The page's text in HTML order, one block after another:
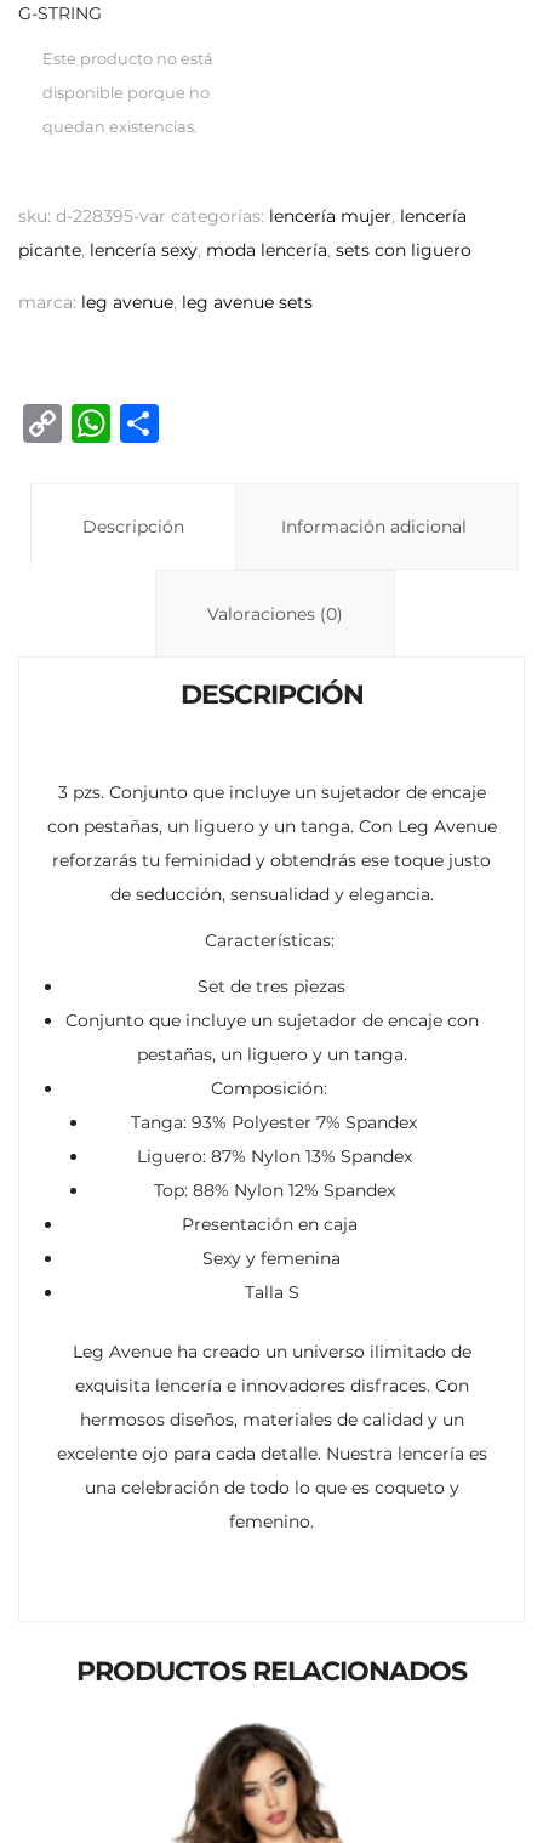
G-STRING
Este producto no está
disponible porque no
quedan existencias.
sku: d-228395-var categorías: lencería mujer, lencería
picante, lencería sexy, moda lencería, sets con liguero
marca: leg avenue, leg avenue sets
C
W
s
p
Descripción Información adicional
Valoraciones (0)
DESCRIPCIÓN
3 pzs. Conjunto que incluye un sujetador de encaje
con pestañas, un liguero y un tanga. Con Leg Avenue
reforzarás tu feminidad y obtendrás ese toque justo
de seducción, sensualidad y elegancia.
Características:
Set de tres piezas
Conjunto que incluye un sujetador de encaje con
pestañas, un liguero y un tanga.
Composición:
Tanga: 93% Polyester 7% Spandex
Liguero: 87% Nylon 13% Spandex
Top: 88% Nylon 12% Spandex
Presentación en caja
Sexy y femenina
Talla S
Leg Avenue ha creado un universo ilimitado de
exquisita lencería e innovadores disfraces. Con
hermosos diseños, materiales de calidad y un
excelente ojo para cada detalle. Nuestra lencería es
una celebración de todo lo que es coqueto y
femenino.
PRODUCTOS RELACIONADOS